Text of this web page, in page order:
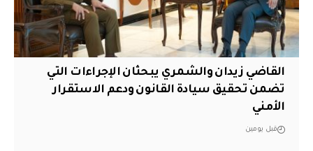
القاضي زيدان والشمري يبحثان الإجراءات التي
تضمن تحقيق سيادة القانون ودعم الاستقرار
الأمني
قبل يومين